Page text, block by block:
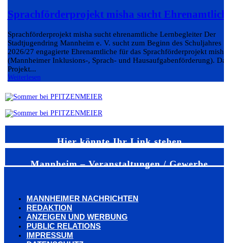
Sprachförderprojekt misha sucht
Sprachförderprojekt misha sucht ehrenamtliche Lernbegleiter Der
Stadtjugendring Mannheim e. V. sucht zum Beginn des Schuljahres
2026/27 engagierte Ehrenamtliche für das Sprachförderprojekt misha
(Mannheimer Inklusions-, Sprach- und Hausaufgabenförderung).
Projekt...
Weiterlesen
Hier könnte Ihr Link stehen
Mannheim – Veranstaltungen / Gewerbe
MANNHEIMER NACHRICHTEN
REDAKTION
ANZEIGEN UND WERBUNG
PUBLIC RELATIONS
IMPRESSUM